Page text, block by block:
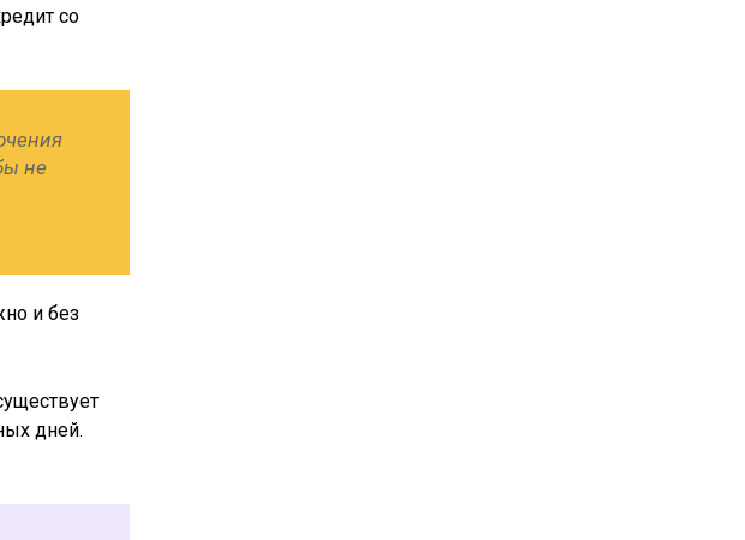
со
не
и без
дней.